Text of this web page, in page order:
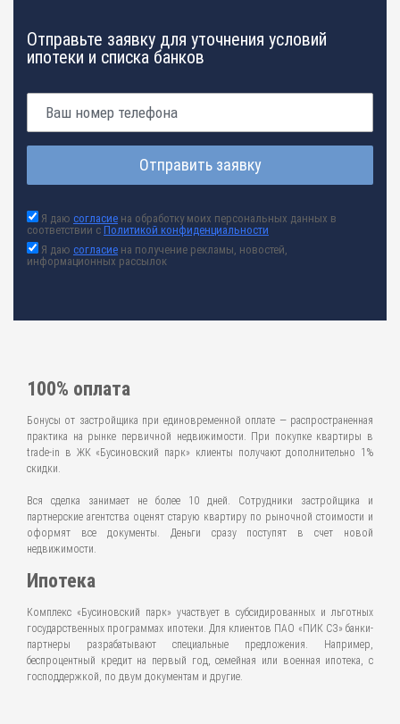
Отправьте заявку для уточнения условий
ипотеки и списка банков
Отправить заявку
Я даю согласие на обработку моих персональных данных в
соответствии с Политикой конфиденциальности
Я даю согласие на получение рекламы, новостей,
информационных рассылок
100% оплата
Бонусы от застройщика при единовременной оплате — распространенная
практика на рынке первичной недвижимости. При покупке квартиры в
trade-in в ЖК «Бусиновский парк» клиенты получают дополнительно 1%
скидки.
Вся сделка занимает не более 10 дней. Сотрудники застройщика и
партнерские агентства оценят старую квартиру по рыночной стоимости и
оформят все документы. Деньги сразу поступят в счет новой
недвижимости.
Ипотека
Комплекс «Бусиновский парк» участвует в субсидированных и льготных
государственных программах ипотеки. Для клиентов ПАО «ПИК СЗ» банки-
партнеры разрабатывают специальные предложения. Например,
беспроцентный кредит на первый год, семейная или военная ипотека, с
господдержкой, по двум документам и другие.